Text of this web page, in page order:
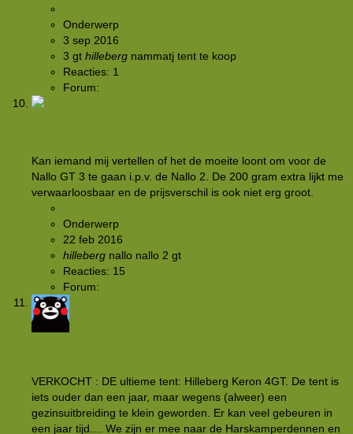
Onderwerp
3 sep 2016
3 gt hilleberg nammatj tent te koop
Reacties: 1
Forum:
Kan iemand mij vertellen of het de moeite loont om voor de
Nallo GT 3 te gaan i.p.v. de Nallo 2. De 200 gram extra lijkt me
verwaarloosbaar en de prijsverschil is ook niet erg groot.
Onderwerp
22 feb 2016
hilleberg nallo nallo 2 gt
Reacties: 15
Forum:
VERKOCHT : DE ultieme tent: Hilleberg Keron 4GT. De tent is
iets ouder dan een jaar, maar wegens (alweer) een
gezinsuitbreiding te klein geworden. Er kan veel gebeuren in
een jaar tijd.... We zijn er mee naar de Harskamperdennen en